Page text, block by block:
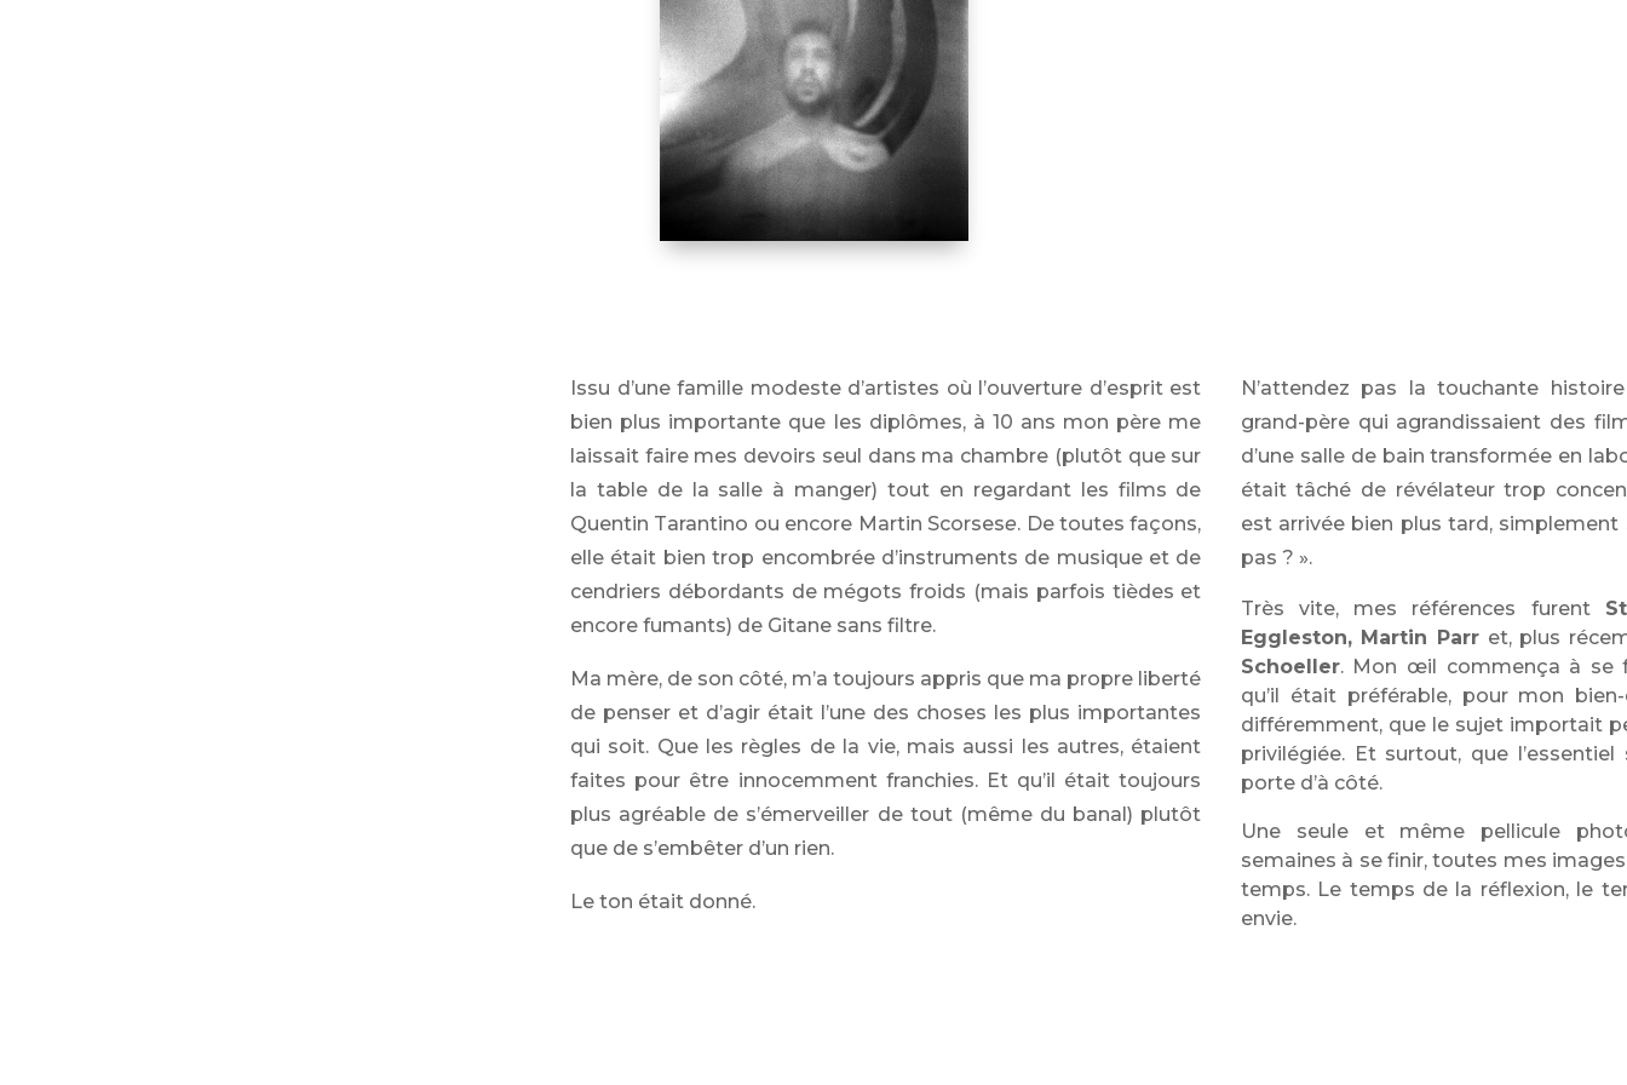
Issu d’une famille modeste d’artistes où l’ouverture d’esprit est
bien plus importante que les diplômes, à 10 ans mon père me
laissait faire mes devoirs seul dans ma chambre (plutôt que sur
la table de la salle à manger) tout en regardant les films de
Quentin Tarantino ou encore Martin Scorsese. De toutes façons,
elle était bien trop encombrée d’instruments de musique et de
cendriers débordants de mégots froids (mais parfois tièdes et
encore fumants) de Gitane sans filtre.
Ma mère, de son côté, m’a toujours appris que ma propre liberté
de penser et d’agir était l’une des choses les plus importantes
qui soit. Que les règles de la vie, mais aussi les autres, étaient
faites pour être innocemment franchies. Et qu’il était toujours
plus agréable de s’émerveiller de tout (même du banal) plutôt
que de s’embêter d’un rien.
Le ton était donné.
N’attendez pas la touchante
grand-père qui agrandissaient des
d’une salle de bain transformée en
était tâché de révélateur trop
est arrivée bien plus tard, simplement
pas ? ».
Très vite, mes références furent
Eggleston, Martin Parr et, plus
Schoeller. Mon œil commença à se
qu’il était préférable, pour mon
différemment, que le sujet importait
privilégiée. Et surtout, que
porte d’à côté.
Une seule et même pellicule
semaines à se finir, toutes mes
temps. Le temps de la réflexion, le
envie.